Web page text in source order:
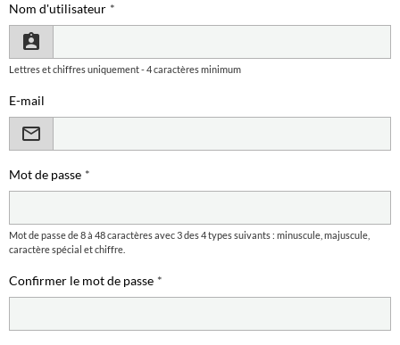
Nom d'utilisateur
Lettres et chiffres uniquement - 4 caractères minimum
E-mail
Mot de passe
Mot de passe de 8 à 48 caractères avec 3 des 4 types suivants : minuscule, majuscule,
caractère spécial et chiffre.
Confirmer le mot de passe